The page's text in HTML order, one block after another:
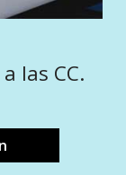
las CC.